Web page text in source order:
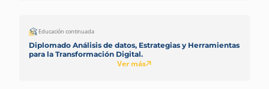
Educación continuada
Diplomado Análisis de datos, Estrategias y Herramientas
para la Transformación Digital.
Ver más